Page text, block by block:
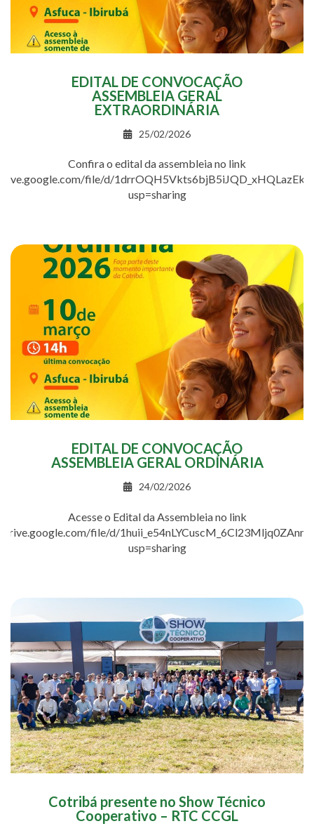
EDITAL DE CONVOCAÇÃO
ASSEMBLEIA GERAL
EXTRAORDINÁRIA
25/02/2026
Confira o edital da assembleia no link
file/d/
usp=sharing
EDITAL DE CONVOCAÇÃO
ASSEMBLEIA GERAL ORDINÁRIA
24/02/2026
Acesse o Edital da Assembleia no link
file/d/
usp=sharing
Cotribá presente no Show Técnico
Cooperativo – RTC CCGL